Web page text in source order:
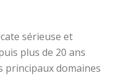
sérieuse et
plus de 20 ans
principaux domaines